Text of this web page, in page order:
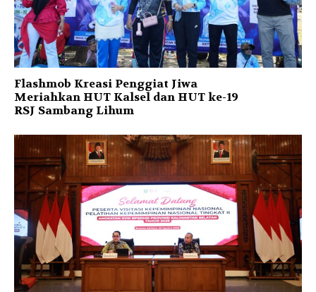
Flashmob Kreasi Penggiat Jiwa
Meriahkan HUT Kalsel dan HUT ke-19
RSJ Sambang Lihum